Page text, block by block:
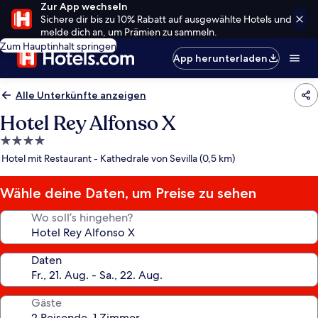
Zur App wechseln
Sichere dir bis zu 10% Rabatt auf ausgewählte Hotels und
melde dich an, um Prämien zu sammeln.
Zum Hauptinhalt springen
App herunterladen
Alle Unterkünfte anzeigen
Hotel Rey Alfonso X
4.0-
Sterne-
Hotel mit Restaurant - Kathedrale von Sevilla (0,5 km)
Wähle deine Daten, um Preise zu sehen
Wo soll’s hingehen?
Daten
Gäste